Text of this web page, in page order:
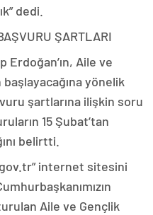
dedi.
ŞARTLARI
Erdoğan’ın, Aile ve
başlayacağına yönelik
şartlarına ilişkin soru
15 Şubat’tan
belirtti.
internet sitesini
Aile ve Gençlik